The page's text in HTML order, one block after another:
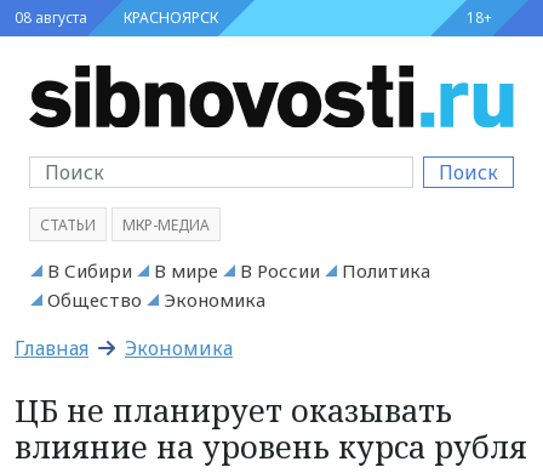
08 августа КРАСНОЯРСК 18+
Поиск
СТАТЬИ МКР-МЕДИА
В Сибири В мире В России
Политика
Общество
Экономика
Главная Экономика
ЦБ не планирует оказывать
влияние на уровень курса рубля